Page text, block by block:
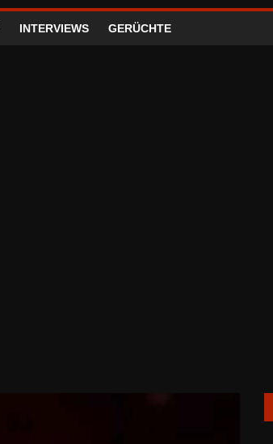
INTERVIEWS GERÜCHTE